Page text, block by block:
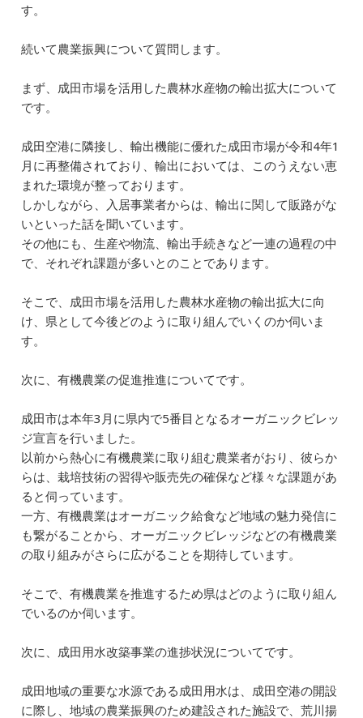
す。
続いて農業振興について質問します。
まず、成田市場を活用した農林水産物の輸出拡大について
です。
成田空港に隣接し、輸出機能に優れた成田市場が令和4年1
月に再整備されており、輸出においては、このうえない恵
まれた環境が整っております。
しかしながら、入居事業者からは、輸出に関して販路がな
いといった話を聞いています。
その他にも、生産や物流、輸出手続きなど一連の過程の中
で、それぞれ課題が多いとのことであります。
そこで、成田市場を活用した農林水産物の輸出拡大に向
け、県として今後どのように取り組んでいくのか伺いま
す。
次に、有機農業の促進推進についてです。
成田市は本年3月に県内で5番目となるオーガニックビレッ
ジ宣言を行いました。
以前から熱心に有機農業に取り組む農業者がおり、彼らか
らは、栽培技術の習得や販売先の確保など様々な課題があ
ると伺っています。
一方、有機農業はオーガニック給食など地域の魅力発信に
も繋がることから、オーガニックビレッジなどの有機農業
の取り組みがさらに広がることを期待しています。
そこで、有機農業を推進するため県はどのように取り組ん
でいるのか伺います。
次に、成田用水改築事業の進捗状況についてです。
成田地域の重要な水源である成田用水は、成田空港の開設
に際し、地域の農業振興のため建設された施設で、荒川揚